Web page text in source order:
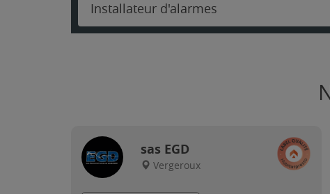
Installateur d'alarmes
sas EGD
Vergeroux